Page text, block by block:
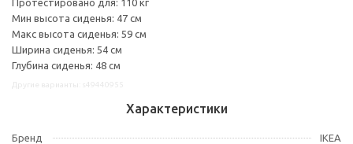
Мин высота сиденья: 47 см
Макс высота сиденья: 59 см
Ширина сиденья: 54 см
Глубина сиденья: 48 см
Характеристики
Бренд IKEA